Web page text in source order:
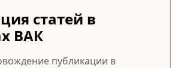
статей в
ВАК
публикации в